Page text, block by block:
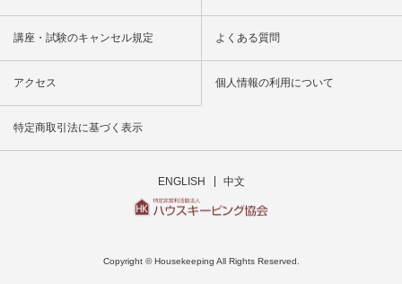
講座・試験のキャンセル規定 よくある質問
アクセス 個人情報の利用について
特定商取引法に基づく表示
ENGLISH 中文
Copyright © Housekeeping All Rights Reserved.